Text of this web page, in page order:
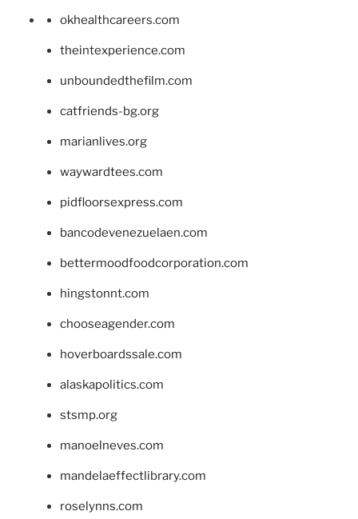
okhealthcareers.com
theintexperience.com
unboundedthefilm.com
catfriends-bg.org
marianlives.org
waywardtees.com
pidfloorsexpress.com
bancodevenezuelaen.com
bettermoodfoodcorporation.com
hingstonnt.com
chooseagender.com
hoverboardssale.com
alaskapolitics.com
stsmp.org
manoelneves.com
mandelaeffectlibrary.com
roselynns.com